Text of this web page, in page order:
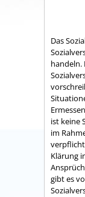
Das
handeln.
ist keine
im
Klärung
gibt es